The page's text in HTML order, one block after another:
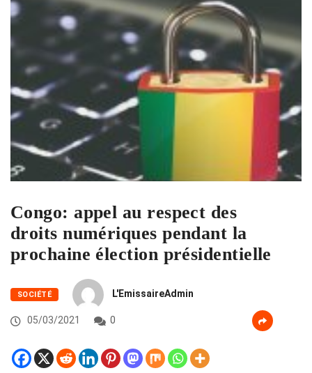
Congo: appel au respect des
droits numériques pendant la
prochaine élection présidentielle
SOCIÉTÉ L'EmissaireAdmin
05/03/2021 0